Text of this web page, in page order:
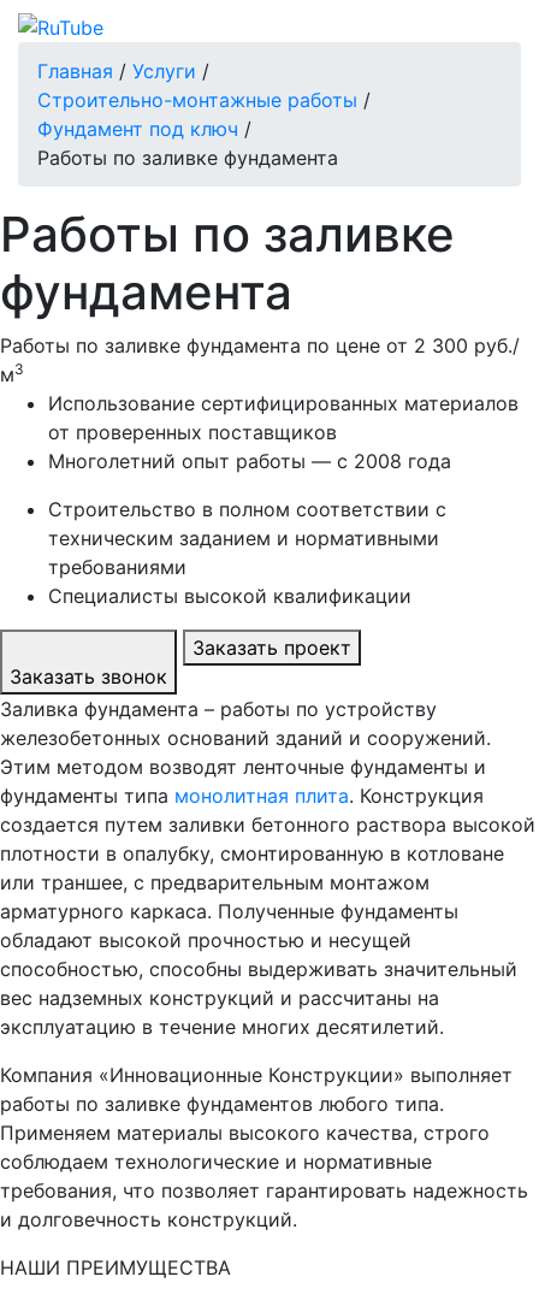
Главная / Услуги /
Строительно-монтажные работы /
Фундамент под ключ /
Работы по заливке фундамента
Работы по заливке
фундамента
Работы по заливке фундамента по цене от 2 300 руб./
м3
Использование сертифицированных материалов
от проверенных поставщиков
Многолетний опыт работы — с 2008 года
Строительство в полном соответствии с
техническим заданием и нормативными
требованиями
Специалисты высокой квалификации
Заказать звонок
Заказать проект
Заливка фундамента – работы по устройству
железобетонных оснований зданий и сооружений.
Этим методом возводят ленточные фундаменты и
фундаменты типа монолитная плита. Конструкция
создается путем заливки бетонного раствора высокой
плотности в опалубку, смонтированную в котловане
или траншее, с предварительным монтажом
арматурного каркаса. Полученные фундаменты
обладают высокой прочностью и несущей
способностью, способны выдерживать значительный
вес надземных конструкций и рассчитаны на
эксплуатацию в течение многих десятилетий.
Компания «Инновационные Конструкции» выполняет
работы по заливке фундаментов любого типа.
Применяем материалы высокого качества, строго
соблюдаем технологические и нормативные
требования, что позволяет гарантировать надежность
и долговечность конструкций.
НАШИ ПРЕИМУЩЕСТВА